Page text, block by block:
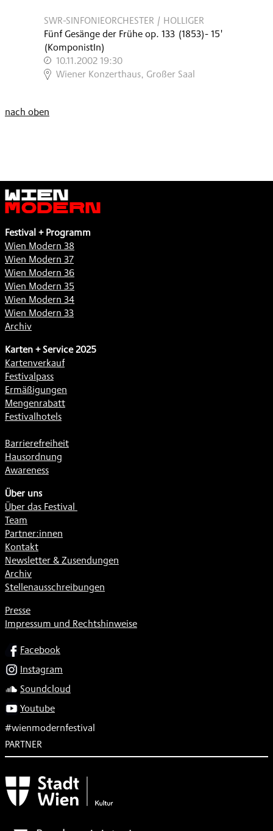
SWR-SINFONIEORCHESTER / HOLLIGER
Fünf Gesänge der Frühe op. 133 (1853)- 15'
(KomponistIn)
10.11.2002 19:30
,
Wiener Konzerthaus, Großer Saal
nach oben
Wien
Modern
Festival + Programm
Wien Modern 38
Wien Modern 37
Wien Modern 36
Wien Modern 35
Wien Modern 34
Wien Modern 33
Archiv
Karten + Service 2025
Kartenverkauf
Festivalpass
Ermäßigungen
Mengenrabatt
Festivalhotels
Barrierefreiheit
Hausordnung
Awareness
Über uns
Über das Festival
Team
Partner:innen
Kontakt
Newsletter & Zusendungen
Archiv
Stellenausschreibungen
Presse
Impressum und Rechtshinweise
SOCIALFacebook
Instagram
Soundcloud
Youtube
#wienmodernfestival
PARTNER
Subventionsgeber